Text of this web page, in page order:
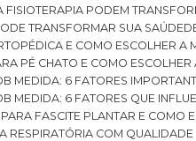
FISIOTERAPIA PODEM
TRANSFORMAR SUA SAÚDE
E COMO ESCOLHER A
PÉ CHATO E COMO ESCOLHER
MEDIDA: 6 FATORES
MEDIDA: 6 FATORES QUE
FASCITE PLANTAR E COMO
RESPIRATÓRIA COM